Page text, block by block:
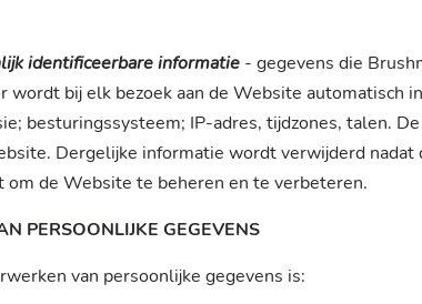
identificeerbare informatie - gegevens die
wordt bij elk bezoek aan de Website
besturingssysteem; IP-adres, tijdzones, talen.
Dergelijke informatie wordt verwijderd
de Website te beheren en te verbeteren.
PERSOONLIJKE GEGEVENS
van persoonlijke gegevens is: